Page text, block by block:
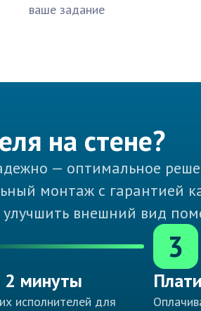
ваше задание
на стене?
— оптимальное
монтаж с гарантией
внешний вид
2 минуты
исполнителей для
3